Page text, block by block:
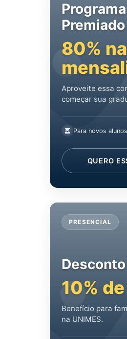
Premiado
80% na
Aproveite essa
começar sua
Para novos alunos
QUERO
PRESENCIAL
10%
Benefício para
na UNIMES.